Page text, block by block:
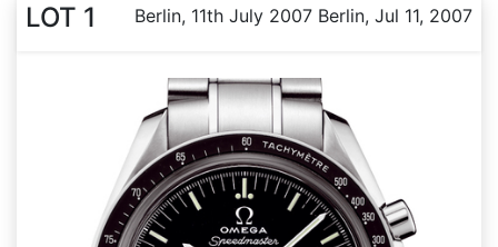
LOT 1 Berlin, 11th July 2007 Berlin, Jul 11, 2007